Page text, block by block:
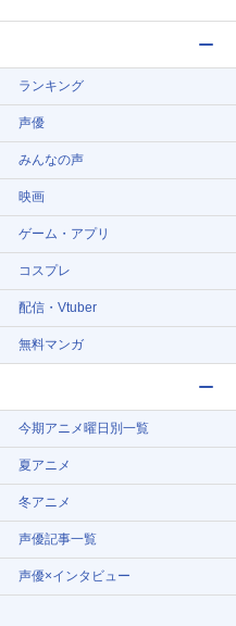
ランキング
声優
みんなの声
映画
ゲーム・アプリ
コスプレ
配信・Vtuber
無料マンガ
今期アニメ曜日別一覧
夏アニメ
冬アニメ
声優記事一覧
声優×インタビュー